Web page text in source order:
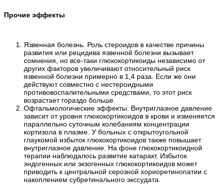
Прочие эффекты
Язвенная болезнь. Роль стероидов в качестве причины
развития или рецидива язвенной болезни вызывает
сомнения, но все-таки глюкокортикоиды независимо от
других факторов увеличивают относительный риск
язвенной болезни примерно в 1,4 раза. Если же они
действуют совместно с нестероидными
противовоспалительными средствами, то этот риск
возрастает гораздо больше.
Офтальмологические эффекты. Внутриглазное давление
зависит от уровня глюкокортикоидов в крови и изменяется
параллельно суточным колебаниям концентрации
кортизола в плазме. У больных с открытоугольной
глаукомой избыток глюкокортикоидов также повышает
внутриглазное давление. На фоне глюкокортикоидной
терапии наблюдалось развитие катаракт. Избыток
эндогенных или экзогенных глюкокортикоидов может
приводить к центральной серозной хориоретинопатии с
накоплением субретинального экссудата.